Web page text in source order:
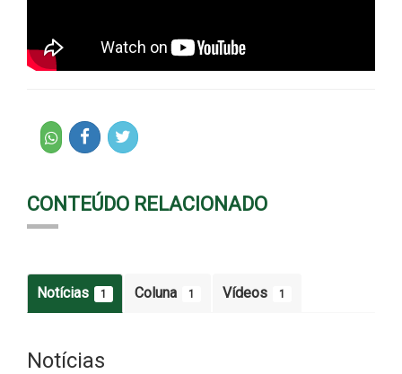
CONTEÚDO RELACIONADO
Notícias 1 Coluna 1 Vídeos 1
Notícias